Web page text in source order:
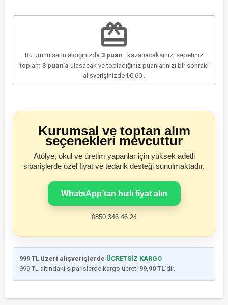
redeem
Bu ürünü satın aldığınızda 3 puan . kazanacaksınız, sepetiniz
toplam 3puan'a ulaşacak ve topladığınız puanlarınızı bir sonraki
alışverişinizde ₺0,60
Kurumsal ve toptan alım
seçenekleri mevcuttur
Atölye, okul ve üretim yapanlar için yüksek adetli
siparişlerde özel fiyat ve tedarik desteği sunulmaktadır.
WhatsApp’tan hızlı fiyat alın
0850 346 46 24
999 TL üzeri alışverişlerde ÜCRETSİZ KARGO
999 TL altındaki siparişlerde kargo ücreti 99,90 TL’dir.